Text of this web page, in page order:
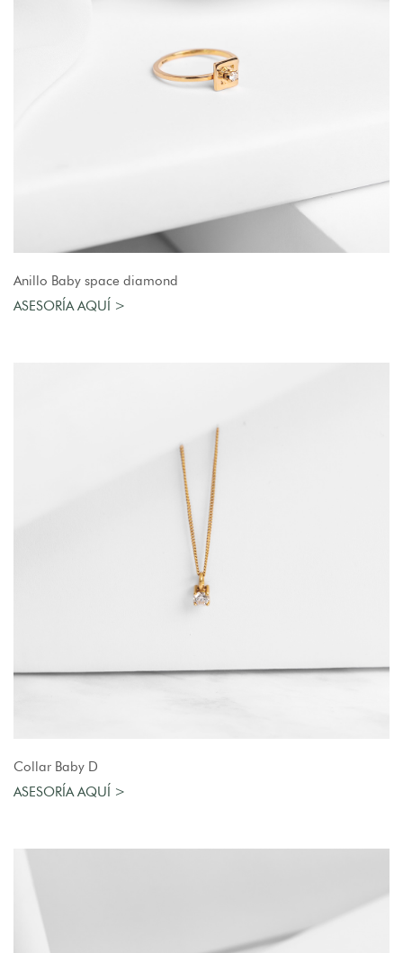
AGREGAR AL CARRO
Anillo Baby space diamond
ASESORÍA AQUÍ >
Collar Baby D
ASESORÍA AQUÍ >